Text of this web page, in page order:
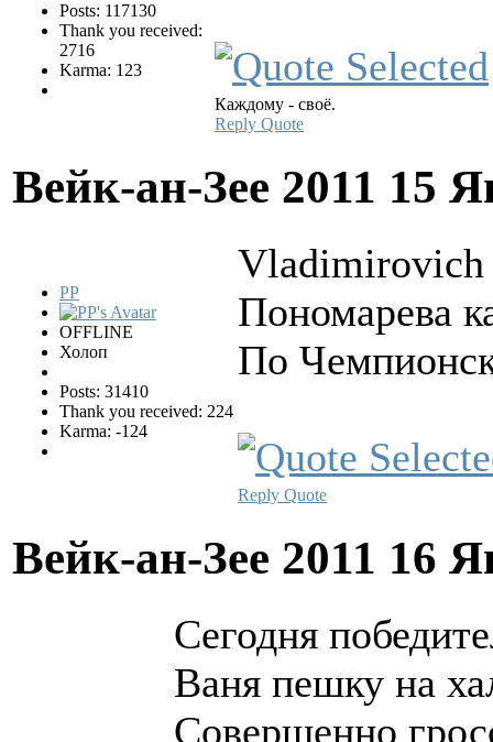
Posts: 117130
Thank you received:
2716
Karma: 123
Каждому - своё.
Reply Quote
Вейк-ан-Зее 2011 15
PP
OFFLINE
Холоп
Posts: 31410
Thank you received: 224
Karma: -124
Vladimirovich
Пономарева
По
Reply Quote
Вейк-ан-Зее 2011 16
Сегодня
Ваня пешку на
Совершенно